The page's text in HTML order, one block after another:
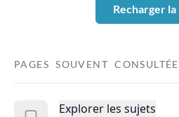
Recharger la
PAGES SOUVENT
Explorer les sujets